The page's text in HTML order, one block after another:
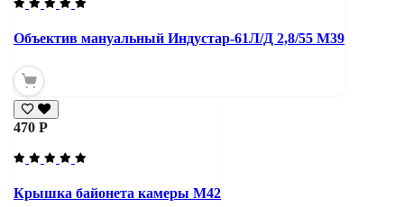
Объектив мануальный Индустар-61Л/Д 2,8/55 М39
470 Р
Крышка байонета камеры М42